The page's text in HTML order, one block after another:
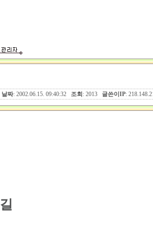
날짜: 2002.06.15. 09:40:32 조회 : 2013 글쓴이IP:
길